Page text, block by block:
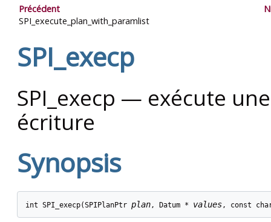
Précédent
SPI_execute_plan_with_paramlist
SPI_execp
SPI_execp — exécute
écriture
Synopsis
int SPI_execp(SPIPlanPtr plan, Datum * values, const